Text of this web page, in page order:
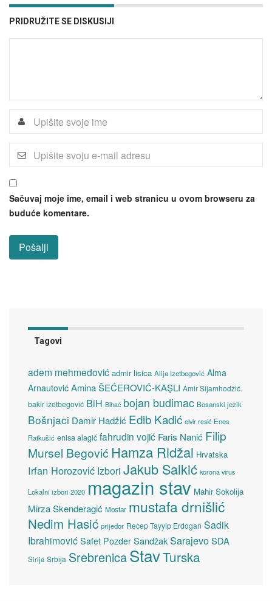
PRIDRUŽITE SE DISKUSIJI
Sačuvaj moje ime, email i web stranicu u ovom browseru za
buduće komentare.
Tagovi
adem mehmedović admir lisica Alija Izetbegović Alma
Arnautović Amina ŠEĆEROVIĆ-KAŞLI Amir Sijamhodžić.
bakir izetbegović BiH Bihać bojan budimac Bosanski jezik
Bošnjaci Damir Hadžić Edib Kadić elvir resić Enes
Ratkušić enisa alagić fahrudin vojić Faris Nanić Filip
Mursel Begović Hamza Ridžal Hrvatska
Irfan Horozović Izbori Jakub Salkić korona virus
Lokalni izbori 2020 magazin stav Mahir Sokolija
Mirza Skenderagić Mostar mustafa drnišlić
Nedim Hasić prijedor Recep Tayyip Erdogan Sadik
Ibrahimović Safet Pozder SandžakSarajevoSDA
Sirija Srbija SrebrenicaStavTurska